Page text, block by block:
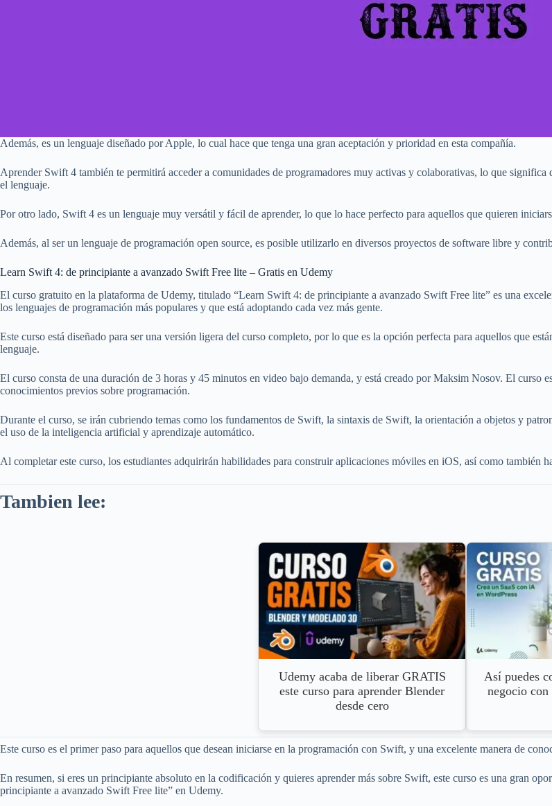
Además, es un lenguaje diseñado por Apple, lo cual hace que tenga una gran aceptación y prioridad en esta compañía.
Aprender Swift 4 también te permitirá acceder a comunidades de programadores muy activas y colaborativas, lo que
el lenguaje.
Por otro lado, Swift 4 es un lenguaje muy versátil y fácil de aprender, lo que lo hace perfecto para aquellos que quieren
Además, al ser un lenguaje de programación open source, es posible utilizarlo en diversos proyectos de software libre y
Learn Swift 4: de principiante a avanzado Swift Free lite – Gratis en Udemy
El curso gratuito en la plataforma de Udemy, titulado “Learn Swift 4: de principiante a avanzado Swift Free lite” es una
los lenguajes de programación más populares y que está adoptando cada vez más gente.
Este curso está diseñado para ser una versión ligera del curso completo, por lo que es la opción perfecta para aquellos que
lenguaje.
El curso consta de una duración de 3 horas y 45 minutos en video bajo demanda, y está creado por Maksim Nosov. El curso
conocimientos previos sobre programación.
Durante el curso, se irán cubriendo temas como los fundamentos de Swift, la sintaxis de Swift, la orientación a objetos y
el uso de la inteligencia artificial y aprendizaje automático.
Al completar este curso, los estudiantes adquirirán habilidades para construir aplicaciones móviles en iOS, así como también
Tambien lee:
Udemy acaba de liberar GRATIS
este curso para aprender Blender
desde cero
Así puedes
negocio
Este curso es el primer paso para aquellos que desean iniciarse en la programación con Swift, y una excelente manera de
En resumen, si eres un principiante absoluto en la codificación y quieres aprender más sobre Swift, este curso es una gran
principiante a avanzado Swift Free lite” en Udemy.